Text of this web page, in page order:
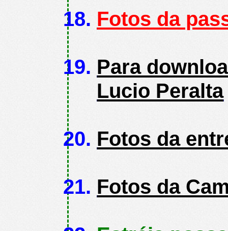
Fotos da
Para
Lucio Peralta
Fotos da
Fotos da